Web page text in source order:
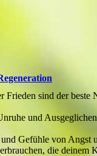
Frieden sind der beste
und
Gefühle von Angst
die